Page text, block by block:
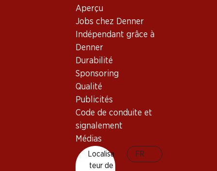
Aperçu
Jobs chez Denner
Indépendant grâce à
Denner
Durabilité
Sponsoring
Qualité
Publicités
Code de conduite et
signalement
Médias
Localisa
teur de
FR
Température de dégustation
Empreinte carbone